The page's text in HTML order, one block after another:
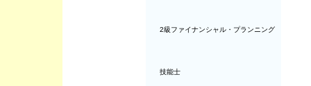
2級ファイナンシャル・プランニング
技能士